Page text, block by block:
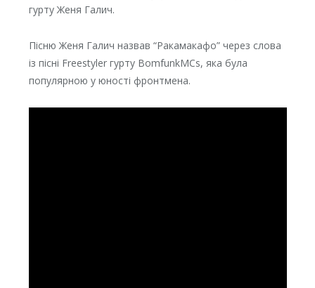
гурту Женя Галич.
Пісню Женя Галич назвав “Ракамакафо” через слова
із пісні Freestyler гурту BomfunkMCs, яка була
популярною у юності фронтмена.